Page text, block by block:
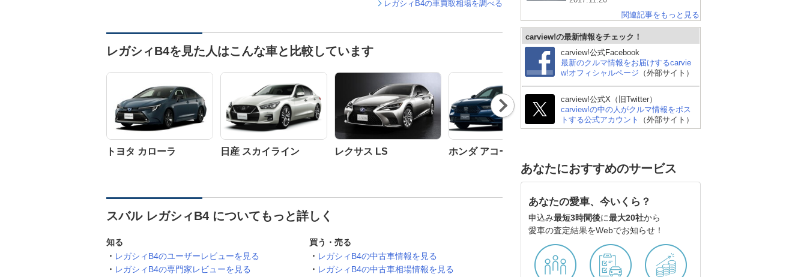
レガシィB4の車買取相場を調べる
レガシィB4を見た人はこんな車と比較しています
トヨタ カローラ 日産 スカイライン レクサス LS ホンダ アコード
ド
Nex
t
スバル レガシィB4 についてもっと詳しく
知る
レガシィB4のユーザーレビューを見る
レガシィB4の専門家レビューを見る
買う・売る
レガシィB4の中古車情報を見る
レガシィB4の中古車相場情報を見る
関連記事をもっと見る
carview!の最新情報をチェック！
carview!公式Facebook
最新のクルマ情報をお届けするcarvie
w!オフィシャルページ （外部サイト）
carview!公式X（旧Twitter）
carview!の中の人がクルマ情報をポス
トする公式アカウント
（外部サイト）
あなたにおすすめのサービス
あなたの愛車、今いくら？
申込み最短3時間後に最大20社から
愛車の査定結果をWebでお知らせ！